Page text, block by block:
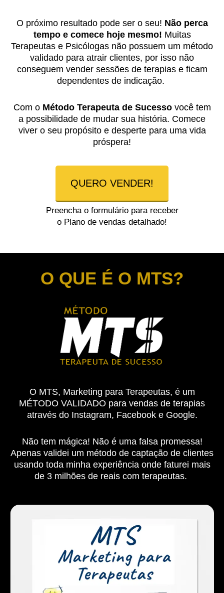
O próximo resultado pode ser o seu! Não perca
tempo e comece hoje mesmo! Muitas
Terapeutas e Psicólogas não possuem um método
validado para atrair clientes, por isso não
conseguem vender sessões de terapias e ficam
dependentes de indicação.
Com o Método Terapeuta de Sucessovocê tem
a possibilidade de mudar sua história. Comece
viver o seu propósito e desperte para uma vida
próspera!
QUERO VENDER!
Preencha o formulário para receber
o Plano de vendas detalhado!
O QUE É O MTS?
O MTS, Marketing para Terapeutas, é um
MÉTODO VALIDADO para vendas de terapias
através do Instagram, Facebook e Google.
Não tem mágica! Não é uma falsa promessa!
Apenas validei um método de captação de clientes
usando toda minha experiência onde faturei mais
de 3 milhões de reais com terapeutas.